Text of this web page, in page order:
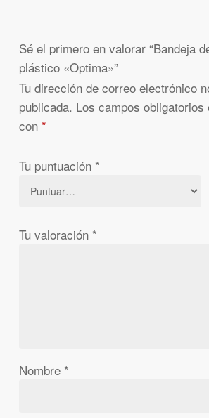
Sé el primero en valorar “Bandeja
plástico «Optima»”
Tu dirección de correo electrónico
publicada. Los campos
con *
Tu puntuación *
Tu valoración *
Nombre *